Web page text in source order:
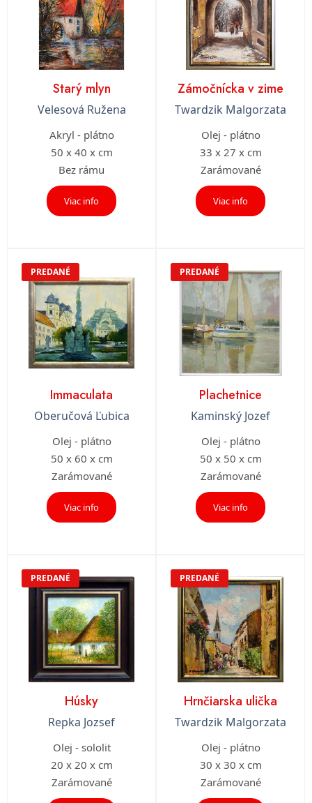
Starý mlyn
Velesová Ružena
Akryl - plátno
50 x 40 x cm
Bez rámu
Viac info
Zámočnícka v zime
Twardzik Malgorzata
Olej - plátno
33 x 27 x cm
Zarámované
Viac info
PREDANÉ
Immaculata
Oberučová Ľubica
Olej - plátno
50 x 60 x cm
Zarámované
Viac info
PREDANÉ
Plachetnice
Kaminský Jozef
Olej - plátno
50 x 50 x cm
Zarámované
Viac info
PREDANÉ
Húsky
Repka Jozsef
Olej - sololit
20 x 20 x cm
Zarámované
PREDANÉ
Hrnčiarska ulička
Twardzik Malgorzata
Olej - plátno
30 x 30 x cm
Zarámované